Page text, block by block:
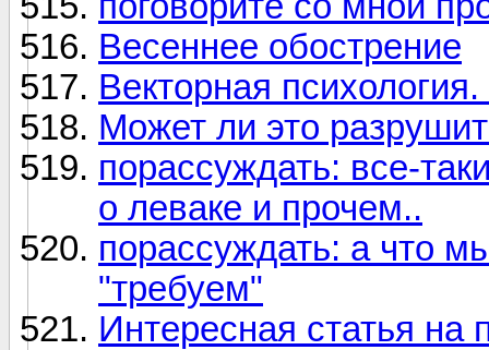
Весеннее обострение
Векторная
Может ли это
порассуждать: все-
о леваке и прочем..
порассуждать: а что
"требуем"
Интересная статья на